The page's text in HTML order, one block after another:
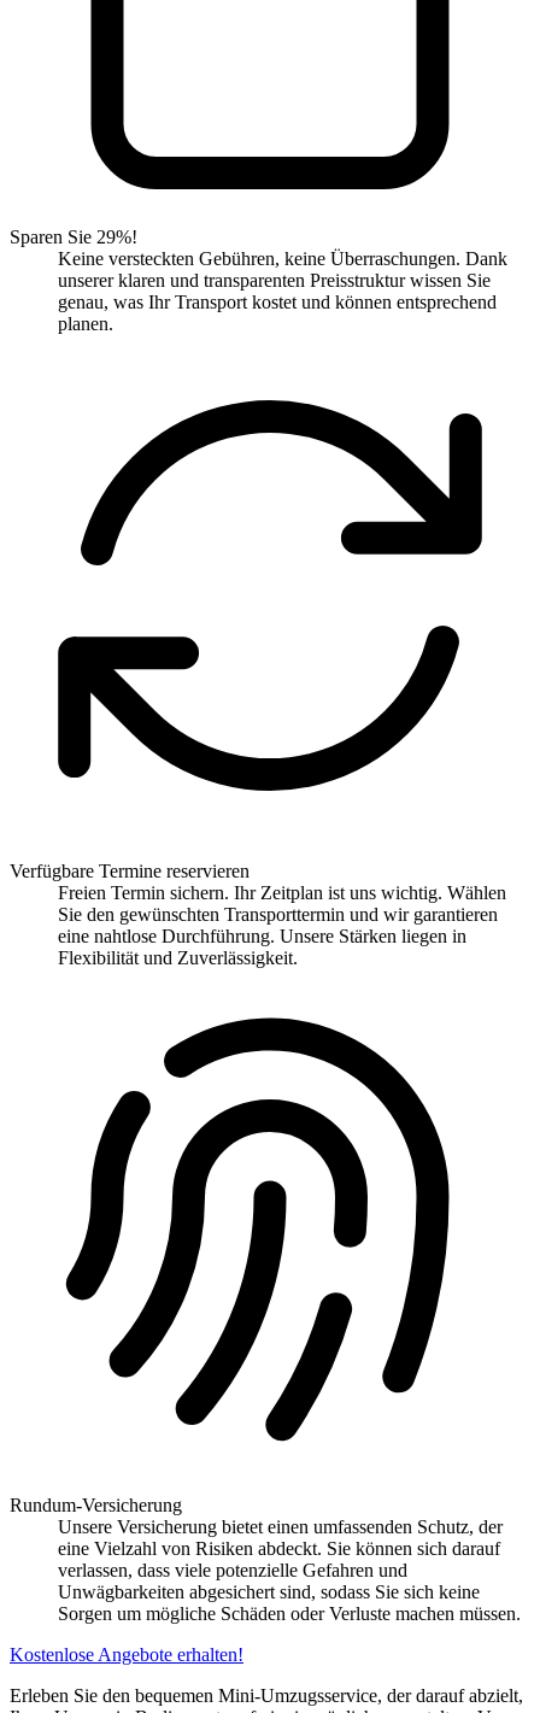
Sparen Sie 29%!
Keine versteckten Gebühren, keine Überraschungen. Dank
unserer klaren und transparenten Preisstruktur wissen Sie
genau, was Ihr Transport kostet und können entsprechend
planen.
Verfügbare Termine reservieren
Freien Termin sichern. Ihr Zeitplan ist uns wichtig. Wählen
Sie den gewünschten Transporttermin und wir garantieren
eine nahtlose Durchführung. Unsere Stärken liegen in
Flexibilität und Zuverlässigkeit.
Rundum-Versicherung
Unsere Versicherung bietet einen umfassenden Schutz, der
eine Vielzahl von Risiken abdeckt. Sie können sich darauf
verlassen, dass viele potenzielle Gefahren und
Unwägbarkeiten abgesichert sind, sodass Sie sich keine
Sorgen um mögliche Schäden oder Verluste machen müssen.
Kostenlose Angebote erhalten!
Erleben Sie den bequemen Mini-Umzugsservice, der darauf abzielt,